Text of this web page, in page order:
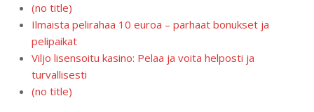
(no title)
Ilmaista pelirahaa 10 euroa – parhaat bonukset ja
pelipaikat
Viljo lisensoitu kasino: Pelaa ja voita helposti ja
turvallisesti
(no title)